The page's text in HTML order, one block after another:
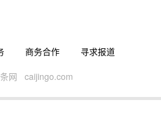
商务合作 寻求报道
网 caijingo.com